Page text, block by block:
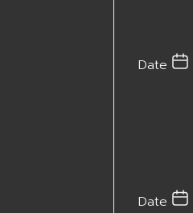
Date
Date